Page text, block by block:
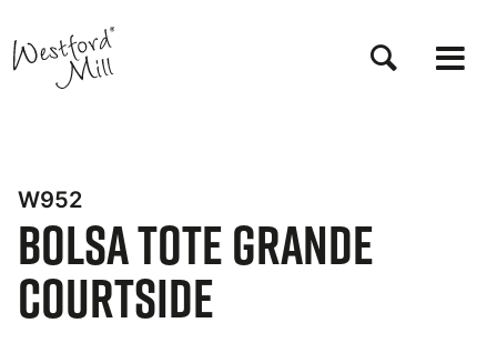
contenido
principal
W952
Bolsa tote grande
Courtside